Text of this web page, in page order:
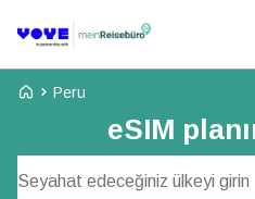
Voye Homepage
Peru
eSIM